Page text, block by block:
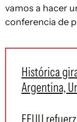
vamos a hacer
conferencia de
Histórica
Argentina,
EEUU